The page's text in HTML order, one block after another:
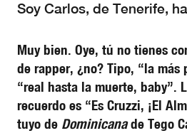
Soy Carlos, de Tenerife,
Muy bien. Oye, tú no tienes
de rapper, ¿no? Tipo, “la más
“real hasta la muerte, baby”.
recuerdo es “Es Cruzzi, ¡El
tuyo de Dominicanade Tego